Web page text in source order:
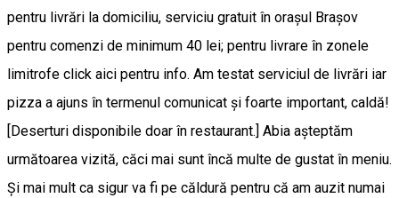
pentru livrări la domiciliu, serviciu gratuit în oraşul Braşov
pentru comenzi de minimum 40 lei; pentru livrare în zonele
limitrofe click aici pentru info. Am testat serviciul de livrări iar
pizza a ajuns în termenul comunicat şi foarte important, caldă!
[Deserturi disponibile doar în restaurant.] Abia așteptăm
următoarea vizită, căci mai sunt încă multe de gustat în meniu.
Şi mai mult ca sigur va fi pe căldură pentru că am auzit numai